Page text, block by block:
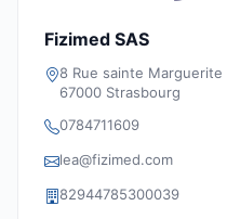
Fizimed SAS
8 Rue sainte Marguerite
67000 Strasbourg
0784711609
lea@fizimed.com
82944785300039